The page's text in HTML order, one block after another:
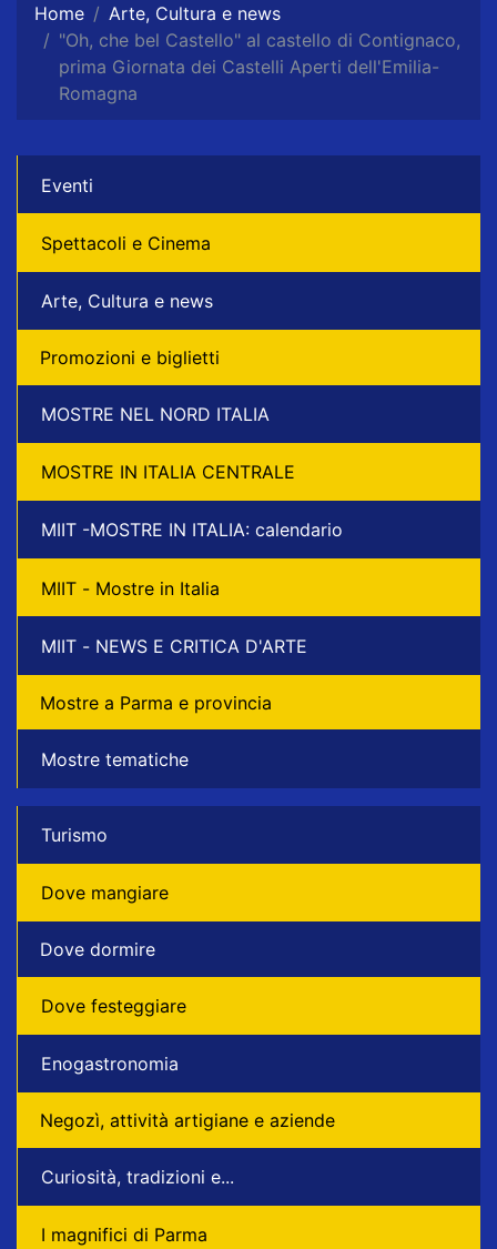
Home
Arte, Cultura e news
"Oh, che bel Castello" al castello di Contignaco,
prima Giornata dei Castelli Aperti dell'Emilia-
Romagna
Eventi
Spettacoli e Cinema
Arte, Cultura e news
Promozioni e biglietti
MOSTRE NEL NORD ITALIA
MOSTRE IN ITALIA CENTRALE
MIIT -MOSTRE IN ITALIA: calendario
MIIT - Mostre in Italia
MIIT - NEWS E CRITICA D'ARTE
Mostre a Parma e provincia
Mostre tematiche
Turismo
Dove mangiare
Dove dormire
Dove festeggiare
Enogastronomia
Negozì, attività artigiane e aziende
Curiosità, tradizioni e...
I magnifici di Parma